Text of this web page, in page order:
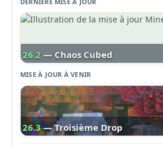
26.2 — Chaos Cubed
MISE À JOUR À VENIR
26.3 — Troisième Drop